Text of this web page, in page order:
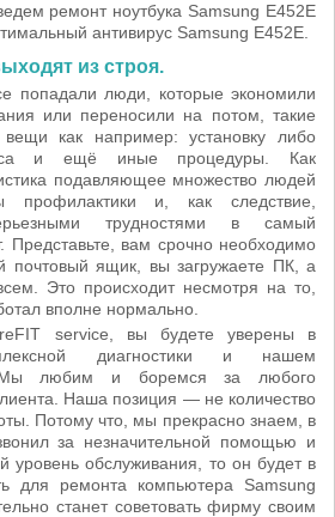
ремонт ноутбука Samsung E452E
антивирус Samsung E452E.
из строя.
попадали люди, которые экономили
или переносили на потом, такие
как например: установку либо
и ещё иные процедуры. Как
подавляющее множество людей
профилактики и, как следствие,
трудностями в самый
Представьте, вам срочно необходимо
почтовый ящик, вы загружаете ПК, а
Это происходит несмотря на то,
вполне нормально.
service, вы будете уверены в
диагностики и нашем
Мы любим и боремся за любого
Наша позиция — не количество
Потому что, мы прекрасно знаем, в
за незначительной помощью и
уровень обслуживания, то он будет в
для ремонта компьютера Samsung
станет советовать фирму своим